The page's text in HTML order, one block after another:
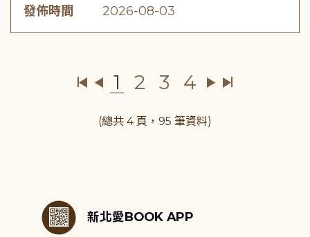
發佈時間 2026-08-03
1 2 3 4
(總共 4 頁，95 筆資料)
新北愛BOOK APP